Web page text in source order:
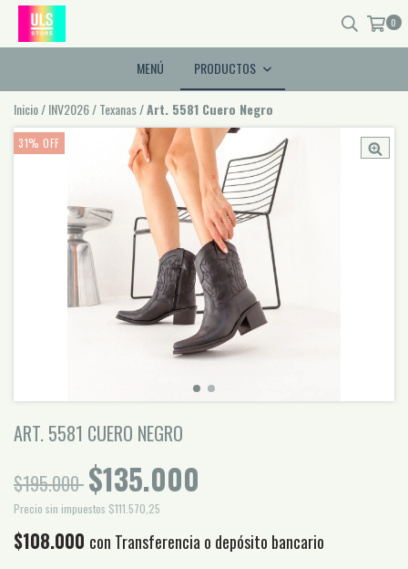
0
MENÚ PRODUCTOS
Inicio/INV2026/Texanas/Art. 5581 Cuero Negro
31% OFF
ART. 5581 CUERO NEGRO
$195.000 $135.000
Precio sin impuestos $111.570,25
$108.000 con Transferencia o depósito bancario